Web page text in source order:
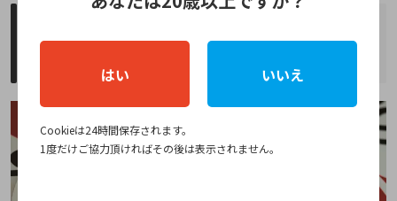
はい いいえ
Cookieは24時間保存されます。
1度だけご協力頂ければその後は表示されません。